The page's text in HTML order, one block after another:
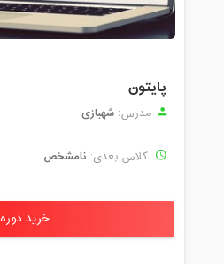
پایتون
مدرس: شهبازی
کلاس بعدی: نامشخص
خرید دوره